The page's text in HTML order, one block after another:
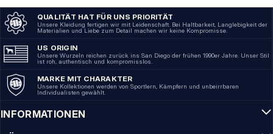
QUALITÄT HAT FÜR UNS PRIORITÄT
Unsere Kleidung fertigen wir mit Leidenschaft. Bei Haltbarkeit, Langlebigkeit der
Materialien und Liebe zum Detail machen wir keine Kompromisse.
US ORIGIN
Unsere Wurzeln reichen zurück ins San Diego der frühen 1990er Jahre. Unser Stil
ist roh, authentisch und kompromisslos.
MARKE MIT CHARAKTER
Unsere Kollektionen werden von Sportlern, Kämpfern und unbeirrbaren
Individualisten gewählt.
INFORMATIONEN